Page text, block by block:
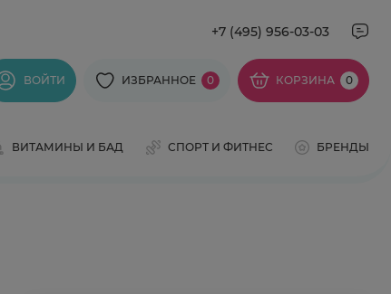
+7 (495) 956-03-03
ВОЙТИ ИЗБРАННОЕ 0 КОРЗИНА 0
ВИТАМИНЫ И БАД СПОРТ И ФИТНЕС БРЕНДЫ